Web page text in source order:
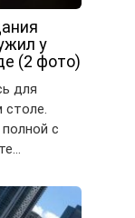
у
(2 фото)
для
столе.
с